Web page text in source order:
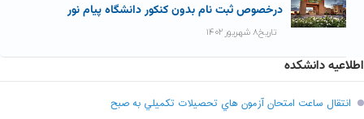
درخصوص ثبت نام بدون کنکور دانشگاه پیام نور
تاریخ۸ شهریور ۱۴۰۲
اطلاعیه دانشکده
انتقال ساعت امتحان آزمون هاي تحصيلات تکميلي به صبح